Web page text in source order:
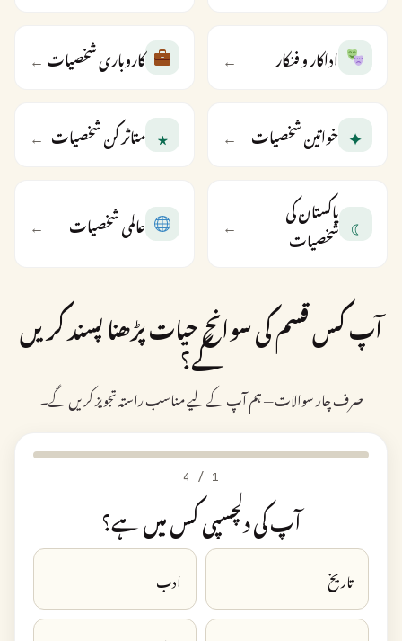
اداکار و فنکار ← کاروباری شخصیات←
✦ خواتین شخصیات ←
★ متاثر کن شخصیات ←
☾ پاکستان کی
شخصیات
← عالمی شخصیات ←
آپ کس قسم کی سوانح حیات پڑھنا پسند کریں
گے؟
صرف چار سوالات — ہم آپ کے لیے مناسب راستہ تجویز کریں گے۔
1
/
4
آپ کی دلچسپی کس میں ہے؟
تاریخ ادب